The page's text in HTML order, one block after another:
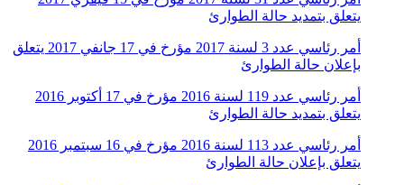
يتعلق بتمديد حالة الطوارئ
أمر رئاسي عدد 3 لسنة 2017 مؤرخ في 17 جانفي 2017 يتعلق
بإعلان حالة الطوارئ
أمر رئاسي عدد 119 لسنة 2016 مؤرخ في 17 أكتوبر 2016
يتعلق بتمديد حالة الطوارئ
أمر رئاسي عدد 113 لسنة 2016 مؤرخ في 16 سبتمبر 2016
يتعلق بإعلان حالة الطوارئ